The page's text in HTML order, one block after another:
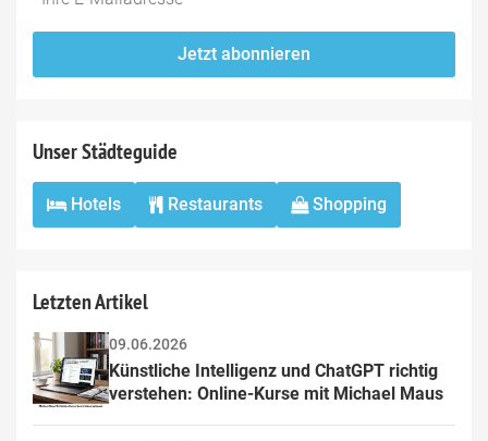
fill
Mailadresse:
Jetzt abonnieren
Unser Städteguide
Hotels Restaurants Shopping
Letzten Artikel
09.06.2026
Künstliche Intelligenz und ChatGPT richtig
verstehen: Online-Kurse mit Michael Maus